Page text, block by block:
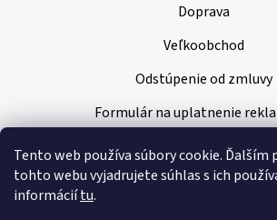
Tento web používa súbory cookie. Ďalším
tohto webu vyjadrujete súhlas s ich
informáciítu.
Doprava
Veľkoobchod
Odstúpenie od zmluvy
Formulár na uplatnenie